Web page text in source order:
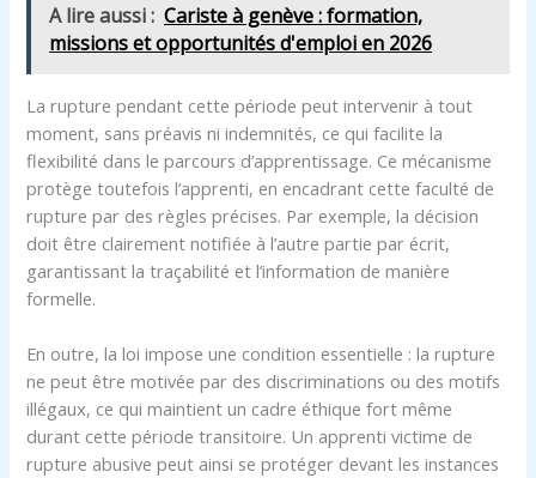
A lire aussi : Cariste à genève : formation,
missions et opportunités d'emploi en 2026
La rupture pendant cette période peut intervenir à tout
moment, sans préavis ni indemnités, ce qui facilite la
flexibilité dans le parcours d’apprentissage. Ce mécanisme
protège toutefois l’apprenti, en encadrant cette faculté de
rupture par des règles précises. Par exemple, la décision
doit être clairement notifiée à l’autre partie par écrit,
garantissant la traçabilité et l’information de manière
formelle.
En outre, la loi impose une condition essentielle : la rupture
ne peut être motivée par des discriminations ou des motifs
illégaux, ce qui maintient un cadre éthique fort même
durant cette période transitoire. Un apprenti victime de
rupture abusive peut ainsi se protéger devant les instances